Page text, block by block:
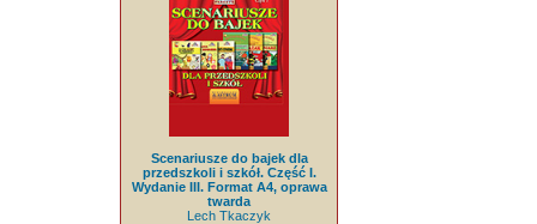
Scenariusze do bajek dla
przedszkoli i szkół. Część I.
Wydanie III. Format A4, oprawa
twarda
Lech Tkaczyk